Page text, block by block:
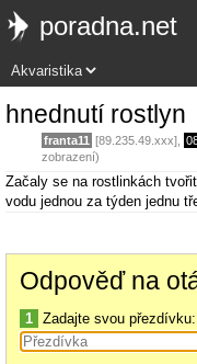
poradna.net
hnednutí rostlyn
franta11 [89.235.49.xxx],
zobrazení)
Začaly se na rostlinkách
vodu jednou za týden jednu
Odpověď na
1 Zadajte svou přezdívku: